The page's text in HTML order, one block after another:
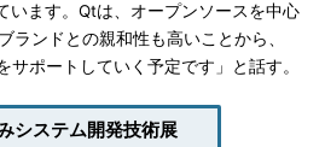
います。Qtは、オープンソースを中心
ランドとの親和性も高いことから、
サポートしていく予定です」と話す。
システム開発技術展